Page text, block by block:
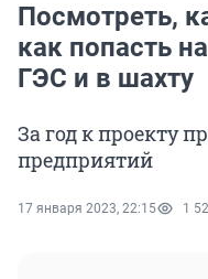
Посмотреть,
как попасть
ГЭС и в шахту
За год к проекту
предприятий
17 января 2023, 22:15 1